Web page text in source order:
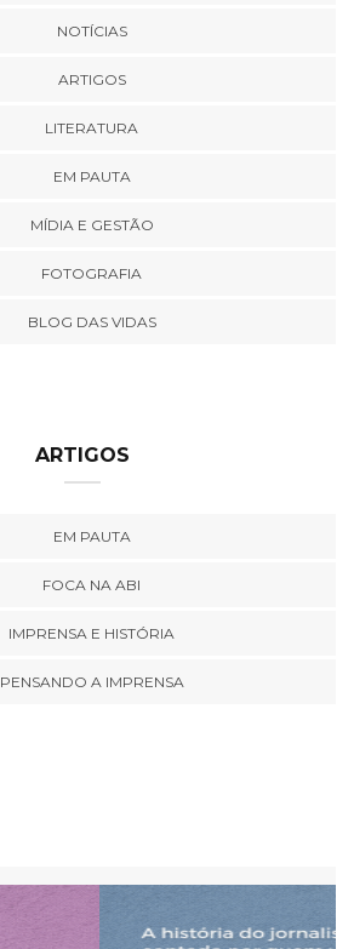
NOTÍCIAS
ARTIGOS
LITERATURA
EM PAUTA
MÍDIA E GESTÃO
FOTOGRAFIA
BLOG DAS VIDAS
ARTIGOS
EM PAUTA
FOCA NA ABI
IMPRENSA E HISTÓRIA
PENSANDO A IMPRENSA